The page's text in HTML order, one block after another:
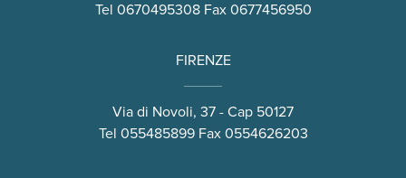
Tel 0670495308Fax 0677456950
FIRENZE
Via di Novoli, 37 - Cap 50127
Tel 055485899Fax 0554626203